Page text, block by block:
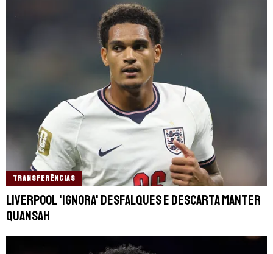
TRANSFERÊNCIAS
Liverpool 'ignora' desfalques e descarta manter
Quansah